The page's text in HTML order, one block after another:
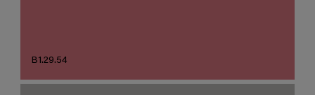
B1.29.54